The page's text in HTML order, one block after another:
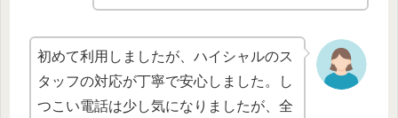
初めて利用しましたが、ハイシャルのス
タッフの対応が丁寧で安心しました。し
つこい電話は少し気になりましたが、全